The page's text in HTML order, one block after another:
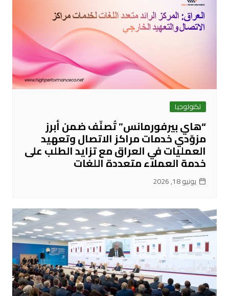
تكنولوجيا
“هاي بيرفورمانس” تُصنّف ضمن أبرز
مزوّدي خدمات مراكز الاتصال وتعهيد
العمليات في العراق مع تزايد الطلب على
خدمة العملاء متعددة اللغات
يونيو 18, 2026